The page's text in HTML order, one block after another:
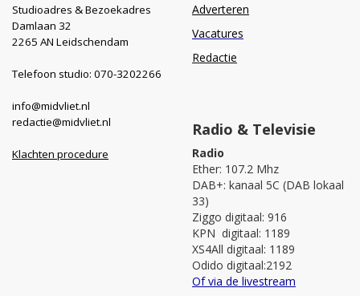
Studioadres & Bezoekadres
Damlaan 32
2265 AN Leidschendam
Telefoon studio: 070-3202266
info@midvliet.nl
redactie@midvliet.nl
Klachten procedure
Adverteren
Vacatures
Redactie
Radio & Televisie
Radio
Ether: 107.2 Mhz
DAB+: kanaal 5C (DAB lokaal
33)
Ziggo digitaal: 916
KPN digitaal: 1189
XS4All digitaal: 1189
Odido digitaal:2192
Of via de livestream